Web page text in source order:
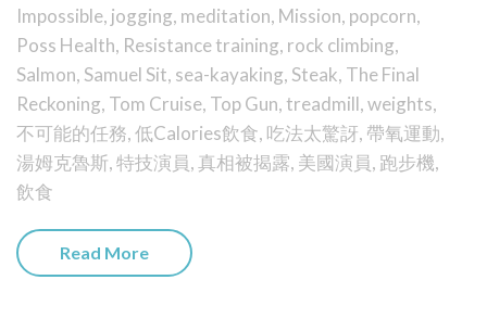
Impossible, jogging, meditation, Mission, popcorn,
Poss Health, Resistance training, rock climbing,
Salmon, Samuel Sit, sea-kayaking, Steak, The Final
Reckoning, Tom Cruise, Top Gun, treadmill,weights,
不可能的任務,低Calories飲食, 吃法太驚訝, 帶氧運動,
湯姆克魯斯,特技演員,真相被揭露, 美國演員, 跑步機,
飲食
Read More